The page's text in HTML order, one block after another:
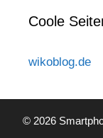
Coole
wikoblog.de
© 2026